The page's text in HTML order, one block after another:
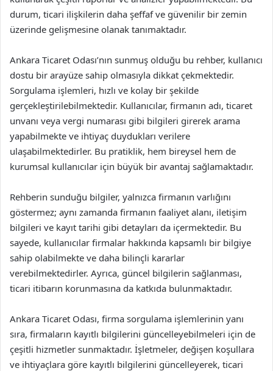
durum, ticari ilişkilerin daha şeffaf ve güvenilir bir zemin
üzerinde gelişmesine olanak tanımaktadır.
Ankara Ticaret Odası’nın sunmuş olduğu bu rehber, kullanıcı
dostu bir arayüze sahip olmasıyla dikkat çekmektedir.
Sorgulama işlemleri, hızlı ve kolay bir şekilde
gerçekleştirilebilmektedir. Kullanıcılar, firmanın adı, ticaret
unvanı veya vergi numarası gibi bilgileri girerek arama
yapabilmekte ve ihtiyaç duydukları verilere
ulaşabilmektedirler. Bu pratiklik, hem bireysel hem de
kurumsal kullanıcılar için büyük bir avantaj sağlamaktadır.
Rehberin sunduğu bilgiler, yalnızca firmanın varlığını
göstermez; aynı zamanda firmanın faaliyet alanı, iletişim
bilgileri ve kayıt tarihi gibi detayları da içermektedir. Bu
sayede, kullanıcılar firmalar hakkında kapsamlı bir bilgiye
sahip olabilmekte ve daha bilinçli kararlar
verebilmektedirler. Ayrıca, güncel bilgilerin sağlanması,
ticari itibarın korunmasına da katkıda bulunmaktadır.
Ankara Ticaret Odası, firma sorgulama işlemlerinin yanı
sıra, firmaların kayıtlı bilgilerini güncelleyebilmeleri için de
çeşitli hizmetler sunmaktadır. İşletmeler, değişen koşullara
ve ihtiyaçlara göre kayıtlı bilgilerini güncelleyerek, ticari